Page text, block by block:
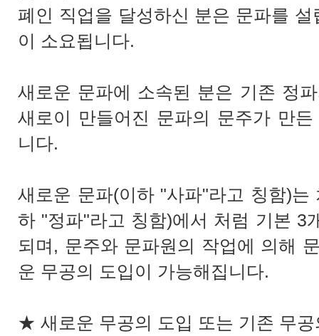
폐인 직업을 달성하신 분은 문파를
이 소요됩니다.
새로운 문파에 소속된 분은 기존 정
새로이 만들어진 문파의 문주가 만
니다.
새로운 문파(이하 "사파"라고 칭함)
하 "정파"라고 칭함)에서 처럼 기본 3
되며, 문주와 문파원의 작업에 의해
운 무공의 도입이 가능해집니다.
★ 새로운 무공의 도입 또는 기존 무공